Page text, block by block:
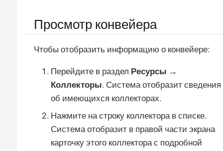
Просмотр конвейера
Чтобы отобразить информацию о конвейере:
Перейдите в раздел Ресурсы →
Коллекторы. Система отобразит сведения
об имеющихся коллекторах.
Нажмите на строку коллектора в списке.
Система отобразит в правой части экрана
карточку этого коллектора с подробной